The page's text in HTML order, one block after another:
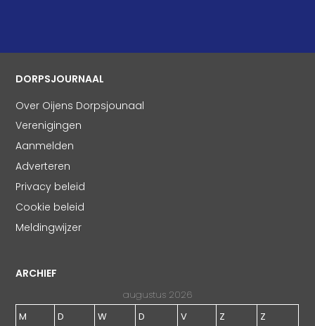
DORPSJOURNAAL
Over Oijens Dorpsjounaal
Verenigingen
Aanmelden
Adverteren
Privacy beleid
Cookie beleid
Meldingwijzer
ARCHIEF
augustus 2026
M
D W D V Z
Z